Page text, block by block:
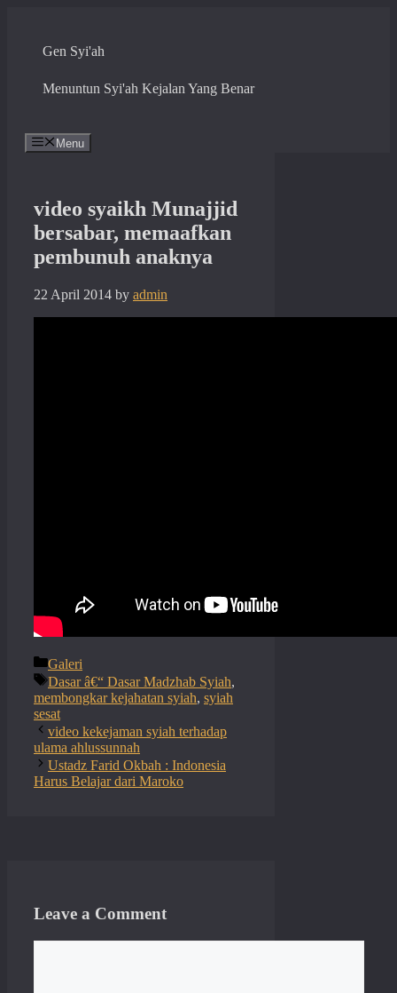
contentGen Syi'ah
Menuntun Syi'ah Kejalan Yang Benar
Menu
video syaikh Munajjid
bersabar, memaafkan
pembunuh anaknya
22 April 2014 by admin
Categories
Galeri
Tags
Dasar â€“ Dasar Madzhab Syiah,
membongkar kejahatan syiah, syiah
sesat
video kekejaman syiah terhadap
ulama ahlussunnah
Ustadz Farid Okbah : Indonesia
Harus Belajar dari Maroko
Leave a Comment